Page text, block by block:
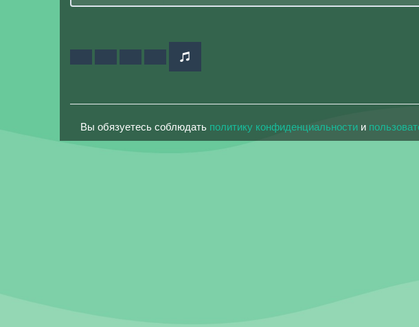
Вы обязуетесь соблюдать политику конфиденциальности и